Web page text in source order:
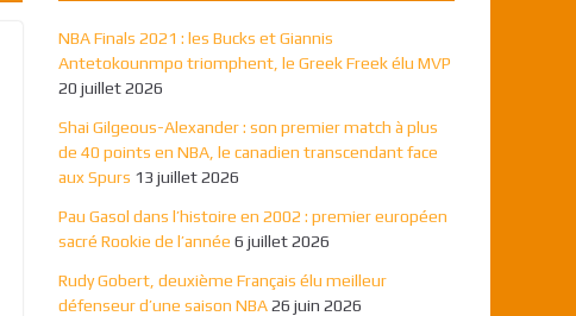
NBA Finals 2021 : les Bucks et Giannis
Antetokounmpo triomphent, le Greek Freek élu MVP
20 juillet 2026
Shai Gilgeous-Alexander : son premier match à plus
de 40 points en NBA, le canadien transcendant face
aux Spurs 13 juillet 2026
Pau Gasol dans l’histoire en 2002 : premier européen
sacré Rookie de l’année 6 juillet 2026
Rudy Gobert, deuxième Français élu meilleur
défenseur d’une saison NBA26 juin 2026